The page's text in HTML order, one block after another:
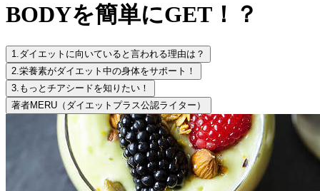
BODYを簡単にGET！？
1.ダイエットに向いていると言われる理由は？
2.栄養素がダイエット中の身体をサポート！
3. もっとチアシードを知りたい！
著者MERU（ダイエットプラス公認ライター）